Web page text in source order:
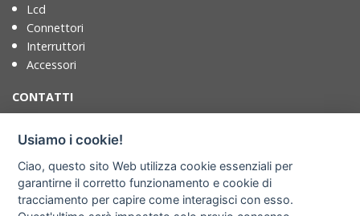
Lcd
Connettori
Interruttori
Accessori
CONTATTI
T. +39 071721091
F. +39 0717210922
info@adimpex.it
Usiamo i cookie!
Ciao, questo sito Web utilizza cookie essenziali per
garantirne il corretto funzionamento e cookie di
tracciamento per capire come interagisci con esso.